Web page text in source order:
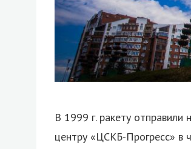
В 1999 г. ракету
центру «ЦСКБ-Прогресс» в